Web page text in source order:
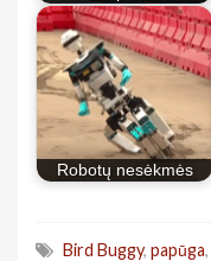
Robotų nesėkmės
Bird Buggy, papūga,